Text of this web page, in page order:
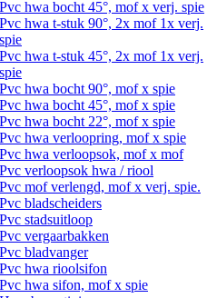
Pvc hwa bocht 45°, mof x verj. spie
Pvc hwa t-stuk 90°, 2x mof 1x verj.
spie
Pvc hwa t-stuk 45°, 2x mof 1x verj.
spie
Pvc hwa bocht 90°, mof x spie
Pvc hwa bocht 45°, mof x spie
Pvc hwa bocht 22°, mof x spie
Pvc hwa verloopring, mof x spie
Pvc hwa verloopsok, mof x mof
Pvc verloopsok hwa / riool
Pvc mof verlengd, mof x verj. spie.
Pvc bladscheiders
Pvc stadsuitloop
Pvc vergaarbakken
Pvc bladvanger
Pvc hwa rioolsifon
Pvc hwa sifon, mof x spie